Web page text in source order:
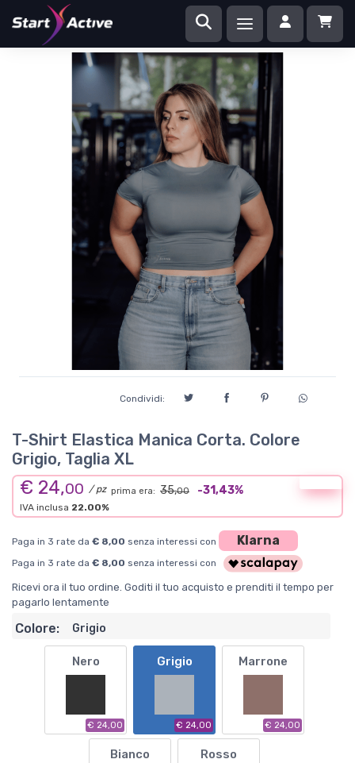
Condividi:
T-Shirt Elastica Manica Corta. Colore
Grigio, Taglia XL
€ 24,00 / pz prima era: 35,00 -31,43%
IVA inclusa 22.00%
Paga in 3 rate da € 8,00 senza interessi con Klarna
Paga in 3 rate da € 8,00 senza interessi con
Ricevi ora il tuo ordine. Goditi il tuo acquisto e prenditi il tempo per
pagarlo lentamente
Colore: Grigio
Nero
€ 24,00
Grigio
€ 24,00
Marrone
€ 24,00
Bianco Rosso